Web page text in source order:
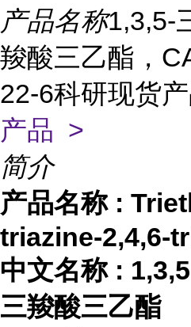
产品名称1,3,5-
羧酸三乙酯，
22-6科研现货
产品 >
简介
产品名称 :
triazine-2,4,6-
中文名称 :
三羧酸三乙酯